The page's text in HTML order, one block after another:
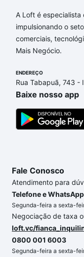
A Loft é especialista
impulsionando o
comerciais,
Mais Negócio.
ENDEREÇO
Rua Tabapuã, 743 -
Baixe nosso app
Fale Conosco
Atendimento para
Telefone e
Segunda-feira a sexta-
Negociação de taxa
loft.vc/
0800 001 6003
Segunda-feira a sexta-